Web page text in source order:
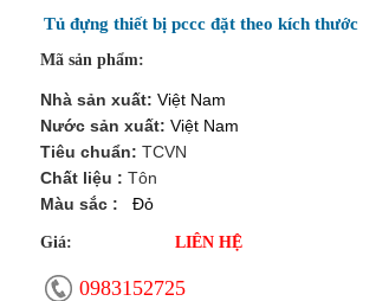
Tủ đựng thiết bị pccc đặt theo kích thước
Mã sản phẩm:
Nhà sản xuất: Việt Nam
Nước sản xuất: Việt Nam
Tiêu chuẩn: TCVN
Chất liệu : Tôn
Màu sắc :
Đỏ
Giá: LIÊN HỆ
0983152725